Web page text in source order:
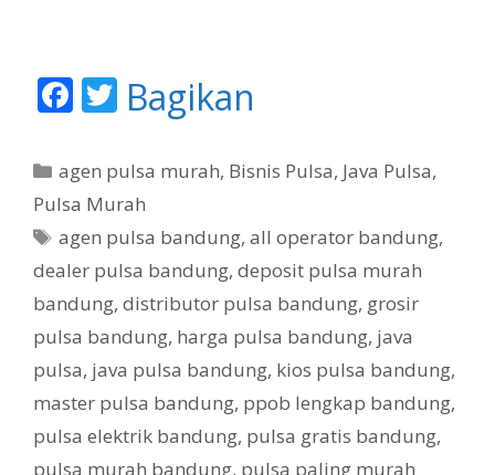
F
e
b
o
o
k
T
itt
er
Bagikan
K
a
e
g
o
r
i
agen pulsa murah, Bisnis Pulsa, Java Pulsa,
Pulsa Murah
T
a
agen pulsa bandung,all operator bandung,
dealer pulsa bandung, deposit pulsa murah
bandung, distributor pulsa bandung, grosir
pulsa bandung, harga pulsa bandung, java
pulsa, java pulsa bandung, kios pulsa bandung,
master pulsa bandung, ppob lengkap bandung,
pulsa elektrik bandung, pulsa gratis bandung,
pulsa murah bandung, pulsa paling murah